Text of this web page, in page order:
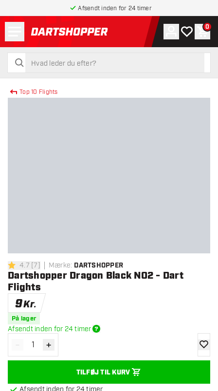
Afsendt inden for 24 timer
tilbage til forsiden
søg
søg
Konto
Min 0
Top 10 Flights
4.7 bedømmelsesstjerner
4.7 [7] Mærke: DARTSHOPPER
Dartshopper Dragon Black NO2 - Dart
Flights
9Kr.
På lager
Afsendt inden for 24 timer
Reducér antal
- Øg antal
+
TILFØJ TIL KURV
Afsendt inden for 24 timer